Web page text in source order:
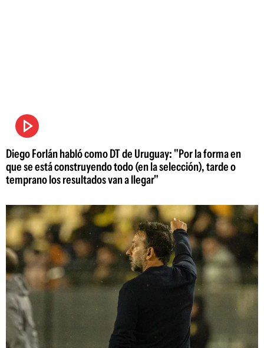
Diego Forlán habló como DT de Uruguay: "Por la forma en
que se está construyendo todo (en la selección), tarde o
temprano los resultados van a llegar"